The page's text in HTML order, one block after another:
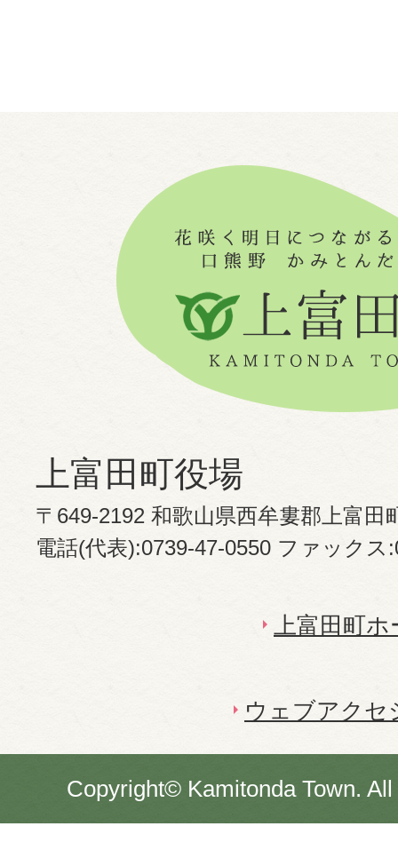
上富田町役場
〒649-2192 和歌山県西牟婁郡上富田
電話(代表):0739-47-0550 ファックス
上富田町
ウェブアクセ
Copyright© Kamitonda Town.